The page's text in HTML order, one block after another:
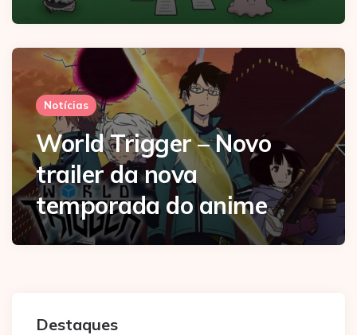
Notícias
World Trigger – Novo
trailer da nova
temporada do anime
Destaques